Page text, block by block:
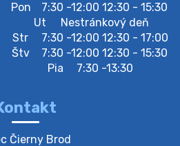
že v stredu 05. augusta
Értesítjük a lakosokat,
05-én a gyűjtőudvar zárva
odpadu plastu-
Pon
7:30 -12:00 12:30 - 15:30
Ut
Nestránkový deň
Str
7:30 -12:00 12:30 - 17:00
Štv
7:30 -12:00 12:30 - 15:30
Pia
7:30 -13:30
Čierny Brod